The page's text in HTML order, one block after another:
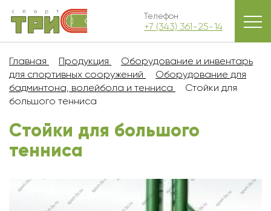
Телефон
+7 (343) 361-25-14
Главная Продукция
Оборудование и инвентарь
для спортивных сооружений
Оборудование для
бадминтона, волейбола и тенниса
Стойки для
большого тенниса
Стойки для большого
тенниса